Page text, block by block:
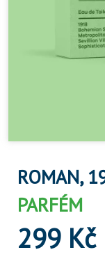
ROMAN,
PARFÉM
299 Kč